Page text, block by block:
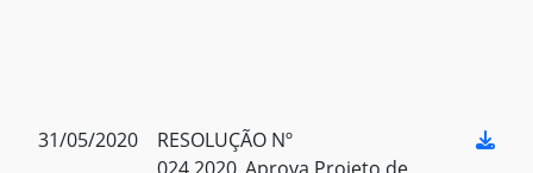
31/05/2020
RESOLUÇÃO Nº